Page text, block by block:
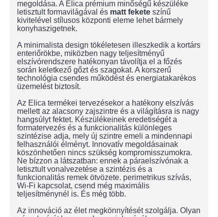
megoldása. A Elica prémium minőségű készüléke
letisztult formavilágával és matt fekete színű
kivitelével stílusos központi eleme lehet bármely
konyhaszigetnek.
A minimalista design tökéletesen illeszkedik a kortárs
enteriőrökbe, miközben nagy teljesítményű
elszívórendszere hatékonyan távolítja el a főzés
során keletkező gőzt és szagokat. A korszerű
technológia csendes működést és energiatakarékos
üzemelést biztosít.
Az Elica termékei tervezésekor a hatékony elszívás
mellett az alacsony zajszintre és a világításra is nagy
hangsúlyt fektet. Készülékeinek eredetiségét a
formatervezés és a funkcionalitás különleges
szintézise adja, mely új szintre emeli a mindennapi
felhasználói élményt. Innovatív megoldásainak
köszönhetően nincs szükség kompromisszumokra.
Ne bízzon a látszatban: ennek a páraelszívónak a
letisztult vonalvezetése a szintézis és a
funkcionalitás remek ötvözete. perimetrikus szívás,
Wi-Fi kapcsolat, csend még maximális
teljesítménynél is. És még több.
Az innováció az élet megkönnyítését szolgálja. Olyan